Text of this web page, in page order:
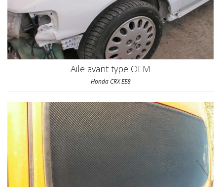
Aile avant type OEM
Honda CRX EE8